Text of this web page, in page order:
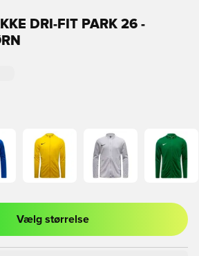
DRI-FIT PARK 26 -
logge ind eller tilmelde dig som medlem
Vælg størrelse